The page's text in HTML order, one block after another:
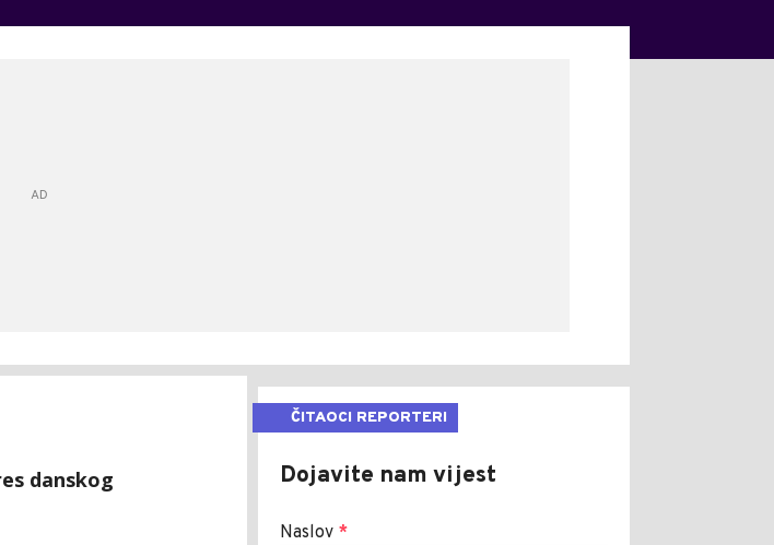
danskog
ČITAOCI REPORTERI
Dojavite nam vijest
Naslov *